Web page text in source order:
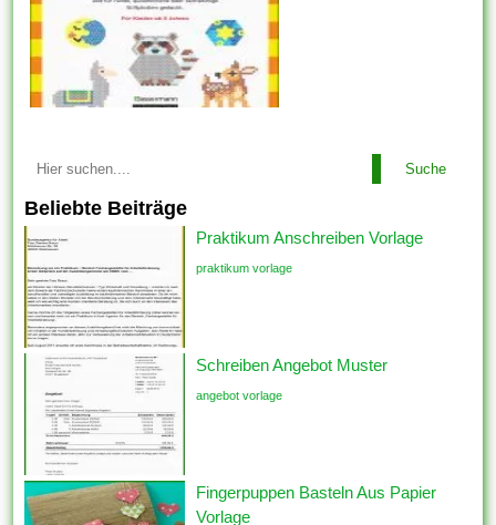
Suche
Beliebte Beiträge
Praktikum Anschreiben Vorlage
praktikum vorlage
Schreiben Angebot Muster
angebot vorlage
Fingerpuppen Basteln Aus Papier
Vorlage